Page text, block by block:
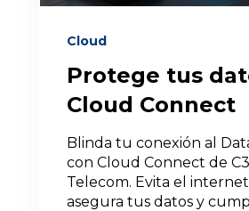
Cloud
Protege tus
Cloud Connect
Blinda tu conexión al
con Cloud Connect de
Telecom. Evita el
asegura tus datos y